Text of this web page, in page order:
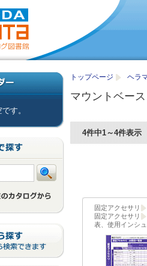
トップページ ヘラ
マウントベース
4件中1～4件表示
固定アクセサリ
固定アクセサリ
表、使用インシ
す。